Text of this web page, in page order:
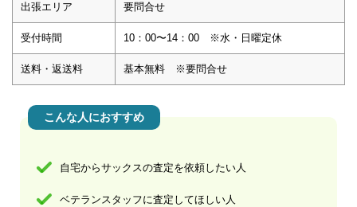
出張エリア 要問合せ
受付時間 10：00〜14：00 ※水・日曜定休
送料・返送料 基本無料 ※要問合せ
こんな人におすすめ
自宅からサックスの査定を依頼したい人
ベテランスタッフに査定してほしい人